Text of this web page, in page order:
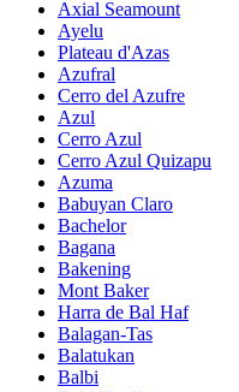
Axial Seamount
Ayelu
Plateau d'Azas
Azufral
Cerro del Azufre
Azul
Cerro Azul
Cerro Azul Quizapu
Azuma
Babuyan Claro
Bachelor
Bagana
Bakening
Mont Baker
Harra de Bal Haf
Balagan-Tas
Balatukan
Balbi